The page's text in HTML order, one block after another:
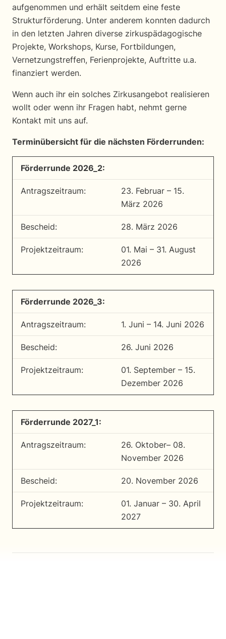
aufgenommen und erhält seitdem eine feste
Strukturförderung. Unter anderem konnten dadurch
in den letzten Jahren diverse zirkuspädagogische
Projekte, Workshops, Kurse, Fortbildungen,
Vernetzungstreffen, Ferienprojekte, Auftritte u.a.
finanziert werden.
Wenn auch ihr ein solches Zirkusangebot realisieren
wollt oder wenn ihr Fragen habt, nehmt gerne
Kontakt mit uns auf.
Terminübersicht für die nächsten Förderrunden:
Förderrunde 2026_2:
Antrags­zeitraum:
23. Februar – 15.
März 2026
Bescheid: 28. März 2026
Projekt­zeitraum:
01. Mai – 31. August
2026
Förderrunde 2026_3:
Antrags­zeitraum: 1. Juni – 14. Juni 2026
Bescheid: 26. Juni 2026
Projekt­zeitraum:
01. September – 15.
Dezember 2026
Förderrunde 2027_1:
Antrags­zeitraum:
26. Oktober– 08.
November 2026
Bescheid: 20. November 2026
Projekt­zeitraum:
01. Januar – 30. April
2027